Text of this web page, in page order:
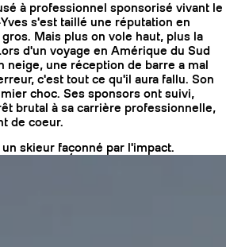
COUTEAUX
à professionnel sponsorisé vivant le
s'est taillé une réputation en
Mais plus on vole haut, plus la
d'un voyage en Amérique du Sud
neige, une réception de barre a mal
c'est tout ce qu'il aura fallu. Son
choc. Ses sponsors ont suivi,
brutal à sa carrière professionnelle,
de coeur.
skieur façonné par l'impact.